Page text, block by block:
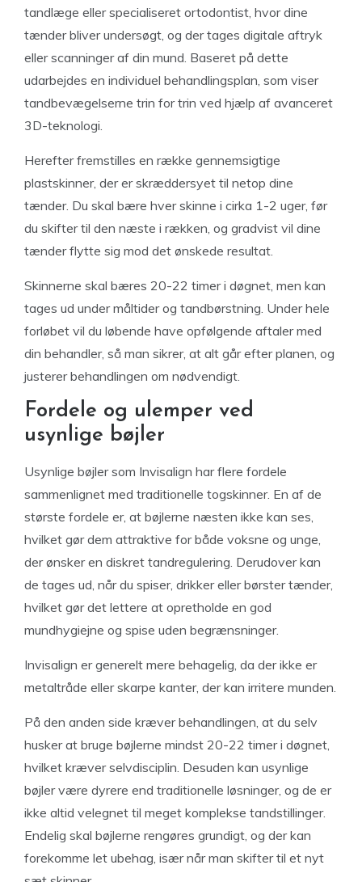
tandlæge eller specialiseret ortodontist, hvor dine
tænder bliver undersøgt, og der tages digitale aftryk
eller scanninger af din mund. Baseret på dette
udarbejdes en individuel behandlingsplan, som viser
tandbevægelserne trin for trin ved hjælp af avanceret
3D-teknologi.
Herefter fremstilles en række gennemsigtige
plastskinner, der er skræddersyet til netop dine
tænder. Du skal bære hver skinne i cirka 1-2 uger, før
du skifter til den næste i rækken, og gradvist vil dine
tænder flytte sig mod det ønskede resultat.
Skinnerne skal bæres 20-22 timer i døgnet, men kan
tages ud under måltider og tandbørstning. Under hele
forløbet vil du løbende have opfølgende aftaler med
din behandler, så man sikrer, at alt går efter planen, og
justerer behandlingen om nødvendigt.
Fordele og ulemper ved
usynlige bøjler
Usynlige bøjler som Invisalign har flere fordele
sammenlignet med traditionelle togskinner. En af de
største fordele er, at bøjlerne næsten ikke kan ses,
hvilket gør dem attraktive for både voksne og unge,
der ønsker en diskret tandregulering. Derudover kan
de tages ud, når du spiser, drikker eller børster tænder,
hvilket gør det lettere at opretholde en god
mundhygiejne og spise uden begrænsninger.
Invisalign er generelt mere behagelig, da der ikke er
metaltråde eller skarpe kanter, der kan irritere munden.
På den anden side kræver behandlingen, at du selv
husker at bruge bøjlerne mindst 20-22 timer i døgnet,
hvilket kræver selvdisciplin. Desuden kan usynlige
bøjler være dyrere end traditionelle løsninger, og de er
ikke altid velegnet til meget komplekse tandstillinger.
Endelig skal bøjlerne rengøres grundigt, og der kan
forekomme let ubehag, især når man skifter til et nyt